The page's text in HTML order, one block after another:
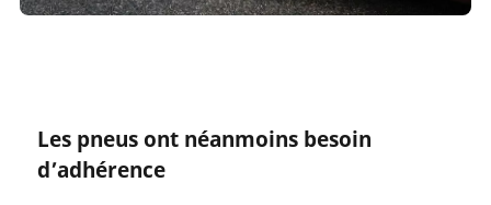
Les pneus ont néanmoins besoin
d’adhérence